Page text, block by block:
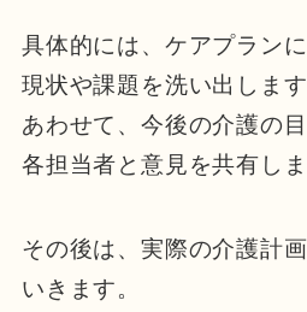
具体的には、ケアプラン
現状や課題を洗い出します
あわせて、今後の介護の
各担当者と意見を共有しま
その後は、実際の介護計
いきます。